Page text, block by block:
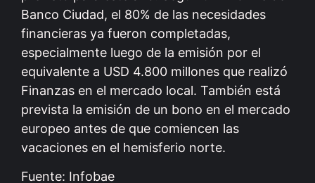
Banco Ciudad, el 80% de las necesidades
financieras ya fueron completadas,
especialmente luego de la emisión por el
equivalente a USD 4.800 millones que realizó
Finanzas en el mercado local. También está
prevista la emisión de un bono en el mercado
europeo antes de que comiencen las
vacaciones en el hemisferio norte.
Fuente: Infobae